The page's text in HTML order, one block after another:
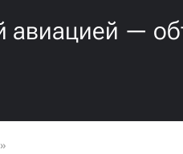
авиацией —